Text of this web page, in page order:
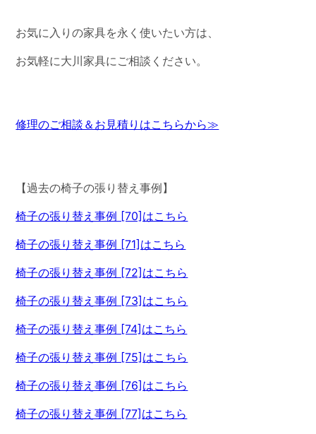
お気に入りの家具を永く使いたい方は、
お気軽に大川家具にご相談ください。
修理のご相談＆お見積りはこちらから≫
【過去の椅子の張り替え事例】
椅子の張り替え事例 [70]はこちら
椅子の張り替え事例 [71]はこちら
椅子の張り替え事例 [72]はこちら
椅子の張り替え事例 [73]はこちら
椅子の張り替え事例 [74]はこちら
椅子の張り替え事例 [75]はこちら
椅子の張り替え事例 [76]はこちら
椅子の張り替え事例 [77]はこちら